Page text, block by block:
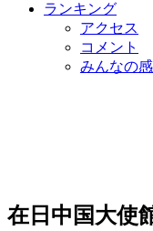
ランキング
アクセス
コメント
みんなの
在日中国大使